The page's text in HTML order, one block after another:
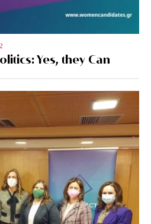
Yes, they Can